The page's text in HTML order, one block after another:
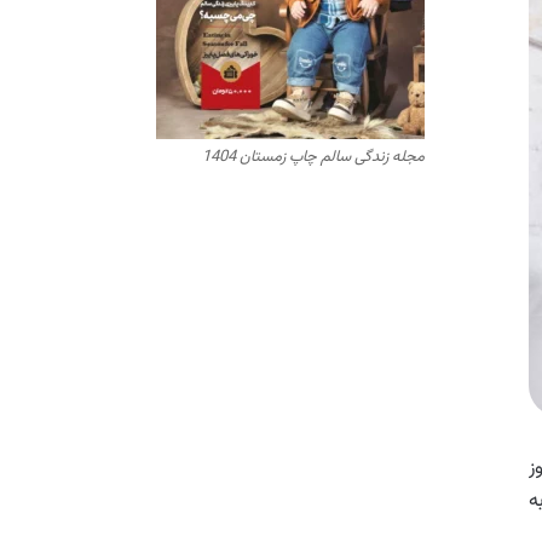
مجله زندگی سالم چاپ زمستان 1404